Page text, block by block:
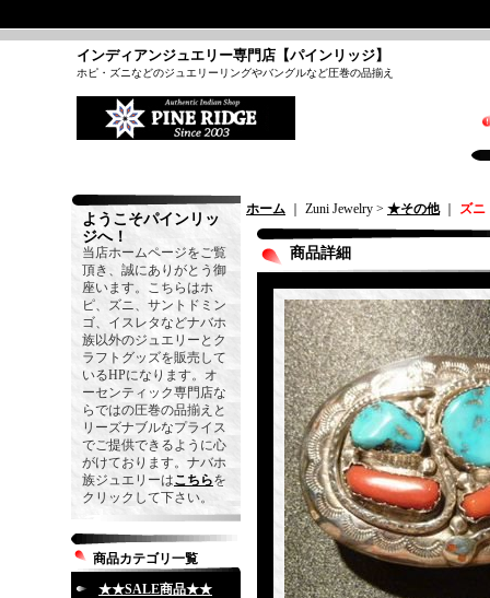
インディアンジュエリー専門店【パインリッジ】
ホピ・ズニなどのジュエリーリングやバングルなど圧巻の品揃え
ようこそパインリッ
ジへ！
当店ホームページをご覧
頂き、誠にありがとう御
座います。こちらはホ
ピ、ズニ、サントドミン
ゴ、イスレタなどナバホ
族以外のジュエリーとク
ラフトグッズを販売して
いるHPになります。オ
ーセンティック専門店な
らではの圧巻の品揃えと
リーズナブルなプライス
でご提供できるように心
がけております。ナバホ
族ジュエリーはこちらを
クリックして下さい。
商品カテゴリ一覧
★★SALE商品★★
ホーム ｜ Zuni Jewelry > ★その他｜ ズ
商品詳細